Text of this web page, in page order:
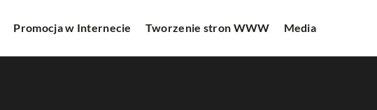
Promocja w Internecie Tworzenie stron WWW Media